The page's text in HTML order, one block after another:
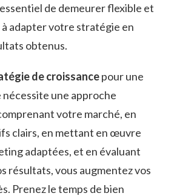
de demeurer flexible et
à adapter votre stratégie en
obtenus.
de croissancepour une
une approche
votre marché, en
clairs, en mettant en œuvre
adaptées, et en évaluant
résultats, vous augmentez vos
Prenez le temps de bien